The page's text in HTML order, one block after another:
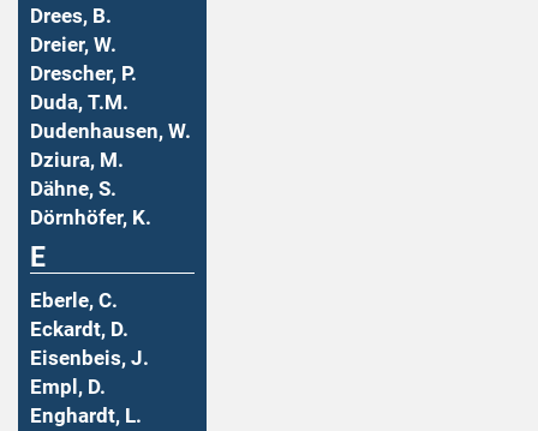
Drees, B.
Dreier, W.
Drescher, P.
Duda, T.M.
Dudenhausen, W.
Dziura, M.
Dähne, S.
Dörnhöfer, K.
E
Eberle, C.
Eckardt, D.
Eisenbeis, J.
Empl, D.
Enghardt, L.